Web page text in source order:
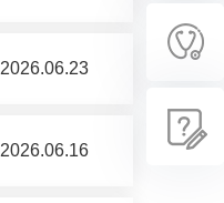
2026.06.23
2026.06.16